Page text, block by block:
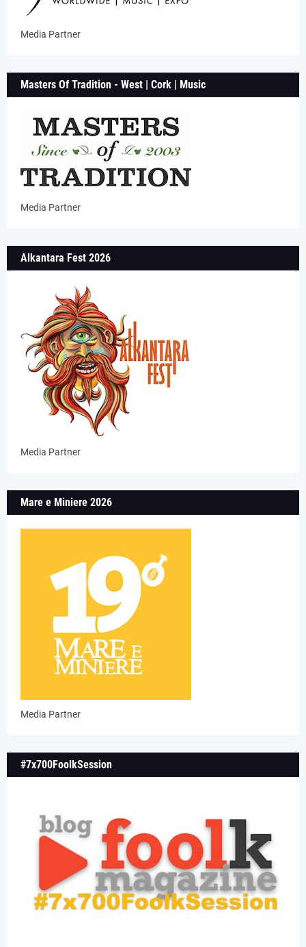
Media Partner
Masters Of Tradition - West | Cork | Music
Media Partner
Alkantara Fest 2026
Media Partner
Mare e Miniere 2026
Media Partner
#7x700FoolkSession